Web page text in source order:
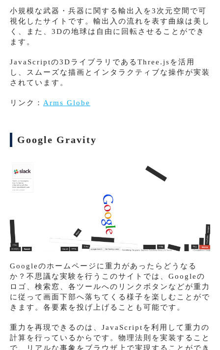
小規模な武器・兵器に関する輸出入を3次元空間で可
視化したサイトです。輸出入の流れを表す曲線は美し
く、また、3Dの地球は自由に回転させることができ
ます。
JavaScriptの3DライブラリであるThree.jsを活用
し、スムーズな描画とインタラクティブな操作が実装
されています。
リンク： Arms Globe
Google Gravity
Googleのホームページに重力があったらどうなる
か？不思議な実験を行うこのサイトでは、Googleの
ロゴ、検索窓、各ツールへのリンクボタンなどが重力
に従って画面下部へ落ちてくる様子を楽しむことがで
きます。各要素を投げ上げることも可能です。
重力を再現できるのは、JavaScriptを利用して重力の
計算を行っているからです。物理法則を実装すること
で、リアルな事象をブラウザ上で実現することができ